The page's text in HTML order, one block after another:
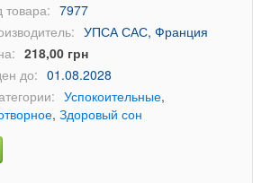
товара: 7977
УПСА САС, Франция
218,00 грн
до: 01.08.2028
Успокоительные,
, Здоровый сон